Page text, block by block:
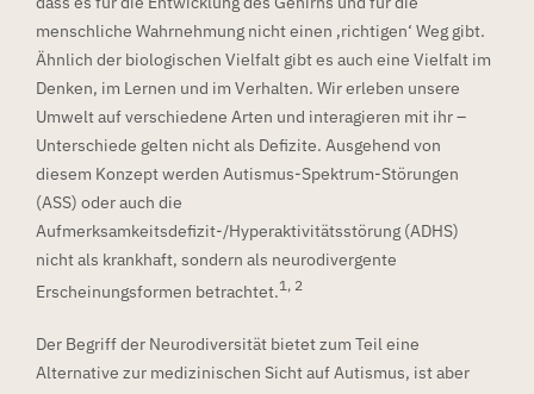
menschliche Wahrnehmung nicht einen ‚richtigen‘ Weg gibt.
Ähnlich der biologischen Vielfalt gibt es auch eine Vielfalt im
Denken, im Lernen und im Verhalten. Wir erleben unsere
Umwelt auf verschiedene Arten und interagieren mit ihr –
Unterschiede gelten nicht als Defizite. Ausgehend von
diesem Konzept werden Autismus-Spektrum-Störungen
(ASS) oder auch die
Aufmerksamkeitsdefizit-/Hyperaktivitätsstörung (ADHS)
nicht als krankhaft, sondern als neurodivergente
Erscheinungsformen betrachtet.1, 2
Der Begriff der Neurodiversität bietet zum Teil eine
Alternative zur medizinischen Sicht auf Autismus, ist aber